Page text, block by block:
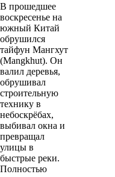
В прошедшее
воскресенье на
южный Китай
обрушился
тайфун Мангхут
(Mangkhut). Он
валил деревья,
обрушивал
строительную
технику в
небоскрёбах,
выбивал окна и
превращал
улицы в
быстрые реки.
Полностью